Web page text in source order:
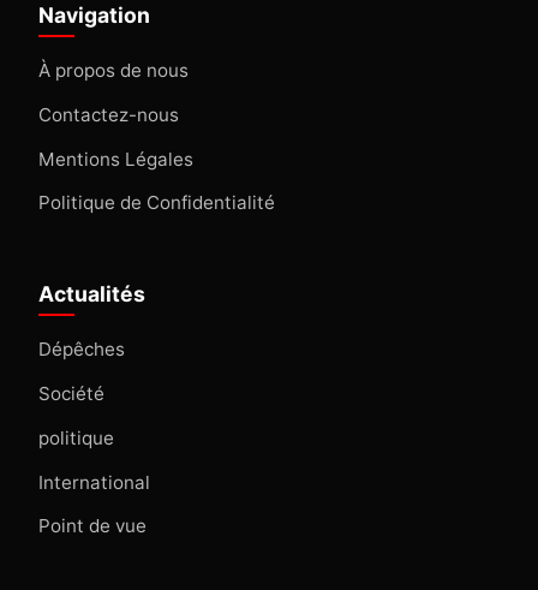
Navigation
À propos de nous
Contactez-nous
Mentions Légales
Politique de Confidentialité
Actualités
Dépêches
Société
politique
International
Point de vue